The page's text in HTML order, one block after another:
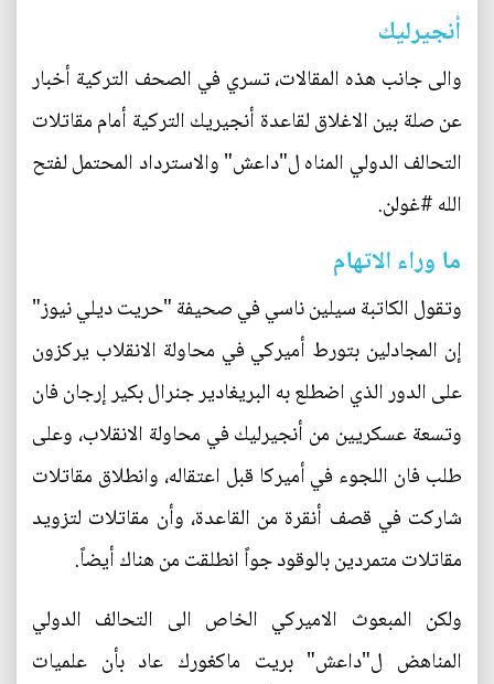
أنجيرليك
والى جانب هذه المقالات، تسري في الصحف التركية أخبار
عن صلة بين الاغلاق لقاعدة أنجيريك التركية أمام مقاتلات
التحالف الدولي المناه ل"داعش" والاسترداد المحتمل لفتح
الله #غولن.
ما وراء الاتهام
وتقول الكاتبة سيلين ناسي في صحيفة "حريت ديلي نيوز"
إن المجادلين بتورط أميركي في محاولة الانقلاب يركزون
على الدور الذي اضطلع به البريغادير جنرال بكير إرجان فان
وتسعة عسكريين من أنجيرليك في محاولة الانقلاب، وعلى
طلب فان اللجوء في أميركا قبل اعتقاله، وانطلاق مقاتلات
شاركت في قصف أنقرة من القاعدة، وأن مقاتلات لتزويد
مقاتلات متمردين بالوقود جواً انطلقت من هناك أيضاً.
ولكن المبعوث الاميركي الخاص الى التحالف الدولي
المناهض ل"داعش" بريت ماكغورك عاد بأن علميات